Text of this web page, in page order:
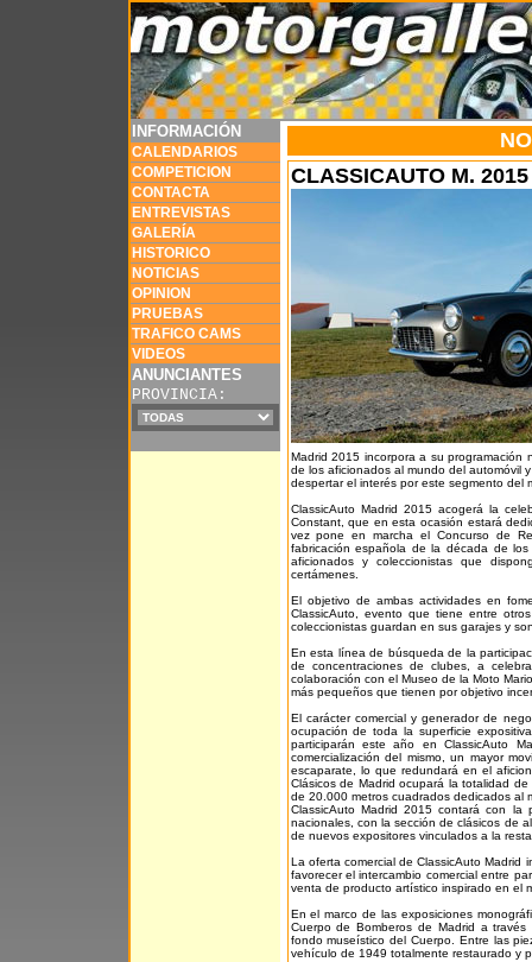
INFORMACIÓN
CALENDARIOS
COMPETICION
CONTACTA
ENTREVISTAS
GALERÍA
HISTORICO
NOTICIAS
OPINION
PRUEBAS
TRAFICO CAMS
VIDEOS
ANUNCIANTES
PROVINCIA:
CLASSICAUTO M. 2015
Madrid 2015 incorpora a su programación
de los aficionados al mundo del automóvil
despertar el interés por este segmento del
ClassicAuto Madrid 2015 acogerá la
Constant, que en esta ocasión estará
vez pone en marcha el Concurso de
fabricación española de la década de
aficionados y coleccionistas que
certámenes.
El objetivo de ambas actividades en
ClassicAuto, evento que tiene entre
coleccionistas guardan en sus garajes y
En esta línea de búsqueda de la
de concentraciones de clubes, a
colaboración con el Museo de la Moto
más pequeños que tienen por objetivo
El carácter comercial y generador de
ocupación de toda la superficie
participarán este año en ClassicAuto
comercialización del mismo, un mayor
escaparate, lo que redundará en el
Clásicos de Madrid ocupará la totalidad
de 20.000 metros cuadrados dedicados al
ClassicAuto Madrid 2015 contará con la
nacionales, con la sección de clásicos de
de nuevos expositores vinculados a la
La oferta comercial de ClassicAuto Madrid
favorecer el intercambio comercial entre
venta de producto artístico inspirado en el
En el marco de las exposiciones
Cuerpo de Bomberos de Madrid a
fondo museístico del Cuerpo. Entre las
vehículo de 1949 totalmente restaurado y